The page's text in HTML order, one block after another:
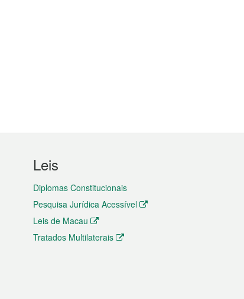
Leis
Diplomas Constitucionais
Pesquisa Jurídica Acessível
Leis de Macau
Tratados Multilaterais